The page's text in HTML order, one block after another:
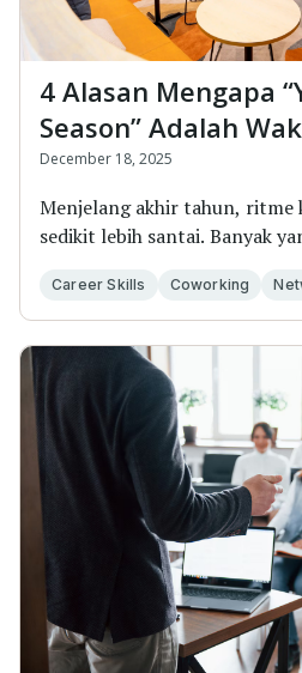
4 Alasan Mengapa
Season” Adalah
untuk Kerja di
December 18, 2025
Menjelang akhir tahun, ritme
sedikit lebih santai. Banyak
Career Skills Coworking